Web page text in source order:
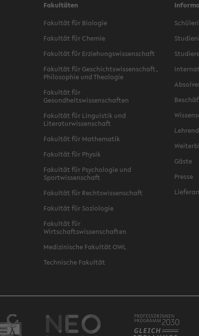
Fakultäten
Fakultät für Biologie
Fakultät für Chemie
Fakultät für Erziehungswissenschaft
Fakultät für Geschichtswissenschaft,
Philosophie und Theologie
Fakultät für
Gesundheitswissenschaften
Fakultät für Linguistik und
Literaturwissenschaft
Fakultät für Mathematik
Fakultät für Physik
Fakultät für Psychologie und
Sportwissenschaft
Fakultät für Rechtswissenschaft
Fakultät für Soziologie
Fakultät für
Wirtschaftswissenschaften
Medizinische Fakultät OWL
Technische Fakultät
Gäste
Presse